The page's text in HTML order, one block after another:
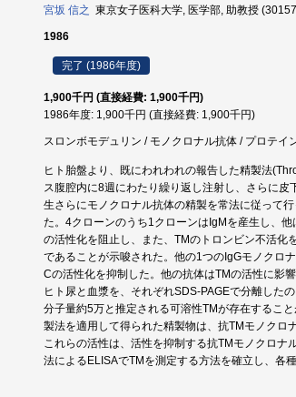
宮坂 信之 東京女子医科大学, 医学部, 助教授
1986
完了 (1986年度)
1,900千円 (直接経費: 1,900千円)
1986年度: 1,900千円 (直接経費: 1,900千円)
スロンボモデュリン / モノクロナル抗体 / プロテイ
ヒト胎盤より、既にわれわれの報告した精製法
ス腹腔内に8週にわたり繰り返し注射し、さらに
生さらにモノクロナル抗体の精製を常法に従って
た。4クローンのうち1クローンはIgMを産生し、
の活性化を阻止し、また、TMのトロンビン不活化
であることが示唆された。他の1つのIgGモノクロ
Cの活性化を抑制した。他の抗体はTMの活性に影
ヒト尿と血漿を、それぞれSDS-PAGEで分離した
分子量約5万と推定される可溶性TMが存在するこ
製法を適用して得られた精製物は、抗TMモノクロ
これらの活性は、活性を抑制する抗TMモノクロ
法によるELISAでTMを測定する方法を確立し、各